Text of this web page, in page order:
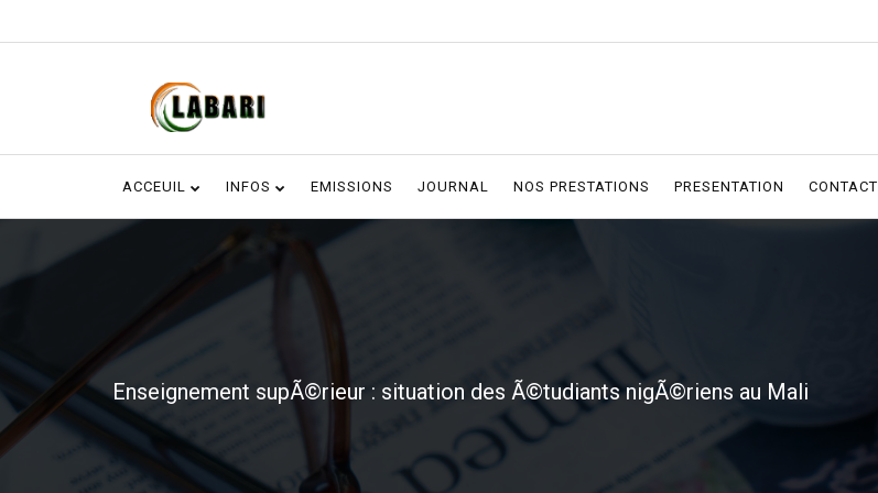
ACCEUIL INFOS EMISSIONS JOURNAL NOS PRESTATIONS PRESENTATION CONTACT
Enseignement supÃ©rieur : situation des Ã©tudiants nigÃ©riens au Mali